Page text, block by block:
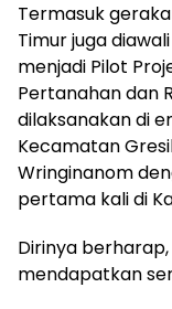
Termasuk
Timur juga
menjadi Pilot
Pertanahan dan
dilaksanakan di
Kecamatan
Wringinanom
pertama kali di
Dirinya
mendapatkan